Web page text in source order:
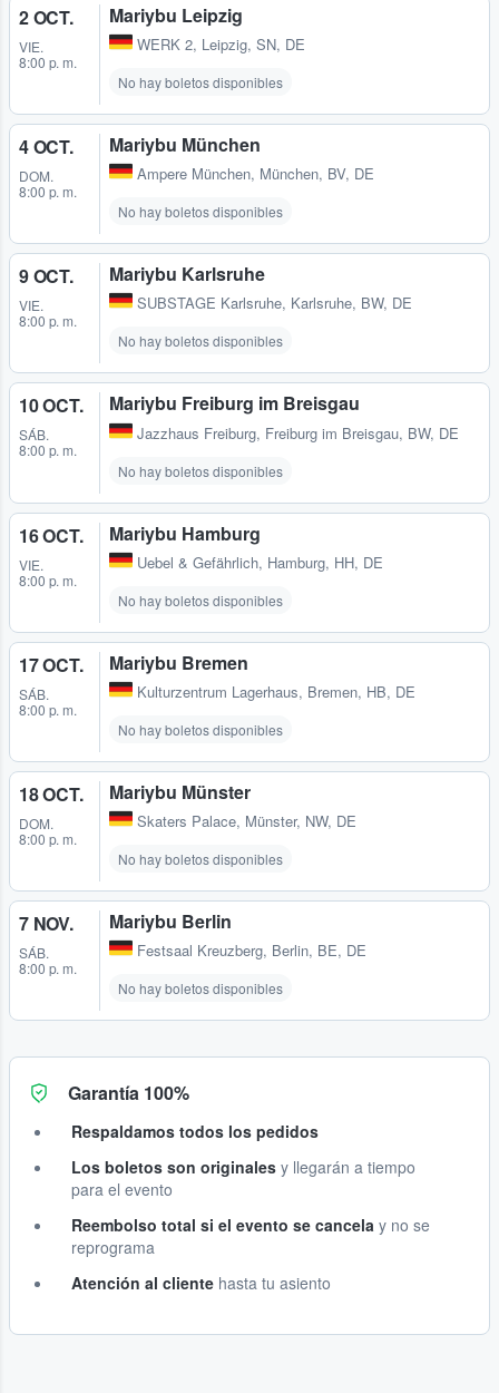
2 OCT.
VIE.
8:00 p. m.
Mariybu Leipzig
WERK 2, Leipzig, SN, DE
No hay boletos disponibles
4 OCT.
DOM.
8:00 p. m.
Mariybu München
Ampere München, München, BV, DE
No hay boletos disponibles
9 OCT.
VIE.
8:00 p. m.
Mariybu Karlsruhe
SUBSTAGE Karlsruhe, Karlsruhe, BW, DE
No hay boletos disponibles
10 OCT.
SÁB.
8:00 p. m.
Mariybu Freiburg im Breisgau
Jazzhaus Freiburg, Freiburg im Breisgau, BW, DE
No hay boletos disponibles
16 OCT.
VIE.
8:00 p. m.
Mariybu Hamburg
Uebel & Gefährlich, Hamburg, HH, DE
No hay boletos disponibles
17 OCT.
SÁB.
8:00 p. m.
Mariybu Bremen
Kulturzentrum Lagerhaus, Bremen, HB, DE
No hay boletos disponibles
18 OCT.
DOM.
8:00 p. m.
Mariybu Münster
Skaters Palace, Münster, NW, DE
No hay boletos disponibles
7 NOV.
SÁB.
8:00 p. m.
Mariybu Berlin
Festsaal Kreuzberg, Berlin, BE, DE
No hay boletos disponibles
Garantía 100%
Respaldamos todos los pedidos
Los boletos son originales y llegarán a tiempo
para el evento
Reembolso total si el evento se cancela y no se
reprograma
Atención al cliente hasta tu asiento